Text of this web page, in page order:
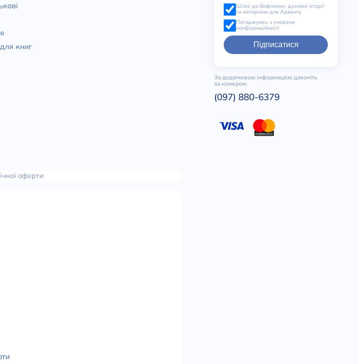
книг
Шлях до Вифлеєму: духовні історії
та матеріали для Адвенту
Погоджуюсь з умовами
конфіденційності
Підписатися
За додатковою інформацією дзвоніть
за номером:
(097) 880-6379
оферти